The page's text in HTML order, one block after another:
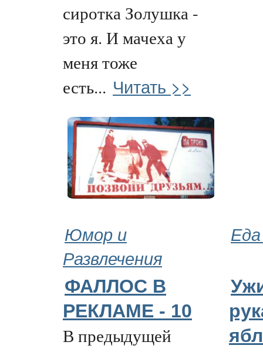
сиротка Золушка -
это я. И мачеха у
меня тоже
есть... Читать >>
Юмор и
Развлечения
ФАЛЛОС В
РЕКЛАМЕ - 10
В предыдущей